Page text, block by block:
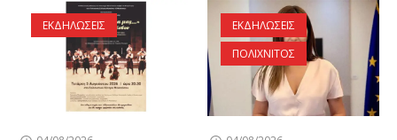
ΕΚΔΗΛΩΣΕΙΣ
ΕΚΔΗΛΩΣΕΙΣ
ΠΟΛΙΧΝΙΤΟΣ